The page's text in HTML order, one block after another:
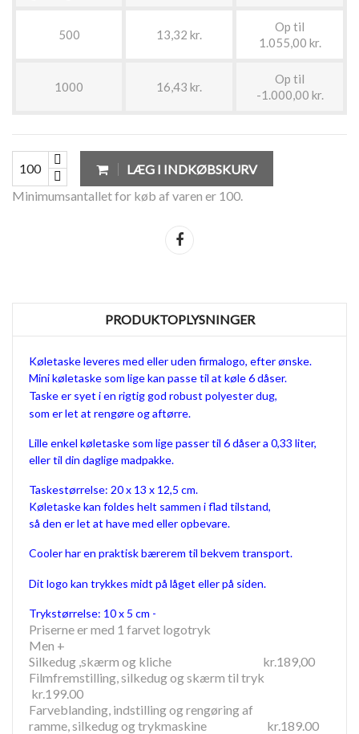
500 13,32 kr.
Op til
1.055,00 kr.
1000 16,43 kr.
Op til
-1.000,00 kr.
LÆG I INDKØBSKURV
Minimumsantallet for køb af varen er 100.
PRODUKTOPLYSNINGER
Køletaske leveres med eller uden firmalogo, efter ønske.
Mini køletaske som lige kan passe til at køle 6 dåser.
Taske er syet i en rigtig god robust polyester dug,
som er let at rengøre og aftørre.
Lille enkel køletaske som lige passer til 6 dåser a 0,33 liter,
eller til din daglige madpakke.
Taskestørrelse: 20 x 13 x 12,5 cm.
Køletaske kan foldes helt sammen i flad tilstand,
så den er let at have med eller opbevare.
Cooler har en praktisk bærerem til bekvem transport.
Dit logo kan trykkes midt på låget eller på siden.
Trykstørrelse: 10 x 5 cm -
Priserne er med 1 farvet logotryk
Men +
Silkedug ,skærm og kliche kr.189,00
Filmfremstilling, silkedug og skærm til tryk
kr.199.00
Farveblanding, indstilling og rengøring af
ramme, silkedug og trykmaskine kr.189.00